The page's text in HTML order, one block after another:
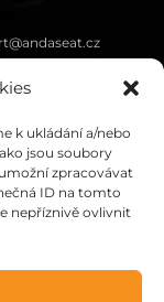
k ukládání a/nebo
jsou soubory
zpracovávat
ID na tomto
nepříznivě ovlivnit